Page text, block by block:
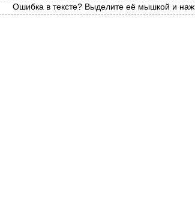
Ошибка в тексте? Выделите её мышкой и